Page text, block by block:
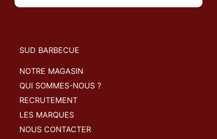
SUD BARBECUE
NOTRE MAGASIN
QUI SOMMES-NOUS ?
RECRUTEMENT
LES MARQUES
NOUS CONTACTER